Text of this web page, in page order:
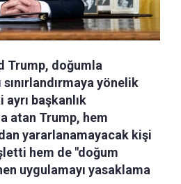
Trump, doğumla
sınırlandırmaya yönelik
ayrı başkanlık
atan Trump, hem
yararlanamayacak kişi
hem de "doğum
uygulamayı yasaklama